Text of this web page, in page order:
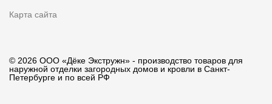
Карта сайта
© 2026 ООО «Дёке Экстружн» - производство товаров для
наружной отделки загородных домов и кровли в Санкт-
Петербурге и по всей РФ